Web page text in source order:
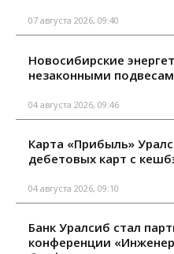
07 августа 2026, 09:40
Новосибирские
незаконными
04 августа 2026, 09:46
Карта «Прибыль»
дебетовых карт с
04 августа 2026, 09:10
Банк Уралсиб стал
конференции